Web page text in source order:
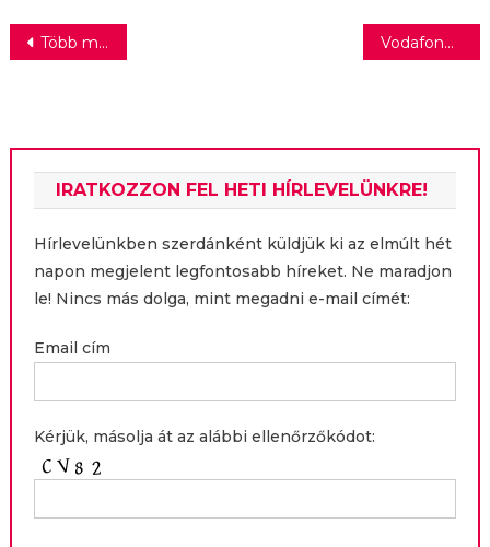
Bejegyzés
Több mint 800 millió ember nem jut ivóvíz-szolgáltatáshoz Vodafone: technológiánkkal továbbra is Magyarország szolgálatában
IRATKOZZON FEL HETI HÍRLEVELÜNKRE!
Hírlevelünkben szerdánként küldjük ki az elmúlt hét
napon megjelent legfontosabb híreket. Ne maradjon
le! Nincs más dolga, mint megadni e-mail címét:
Email cím
Kérjük, másolja át az alábbi ellenőrzőkódot: